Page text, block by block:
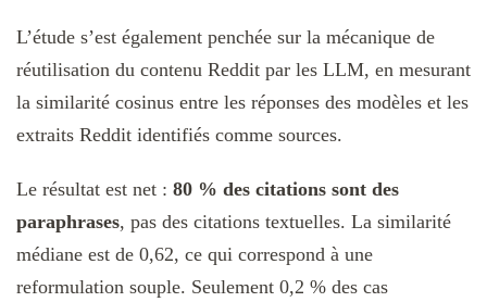
L’étude s’est également penchée sur la mécanique de
réutilisation du contenu Reddit par les LLM, en mesurant
la similarité cosinus entre les réponses des modèles et les
extraits Reddit identifiés comme sources.
Le résultat est net : 80 % des citations sont des
paraphrases, pas des citations textuelles. La similarité
médiane est de 0,62, ce qui correspond à une
reformulation souple. Seulement 0,2 % des cas